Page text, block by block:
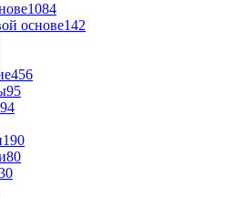
1084
основе142
456
95
190
80